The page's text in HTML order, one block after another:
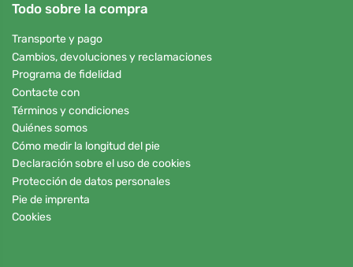
Todo sobre la compra
Transporte y pago
Cambios, devoluciones y reclamaciones
Programa de fidelidad
Contacte con
Términos y condiciones
Quiénes somos
Cómo medir la longitud del pie
Declaración sobre el uso de cookies
Protección de datos personales
Pie de imprenta
Cookies